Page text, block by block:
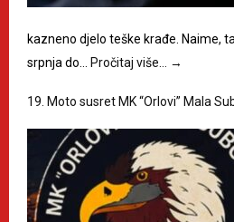
kazneno djelo teške krađe. Naime,
srpnja do…
Pročitaj više… →
19. Moto susret MK “Orlovi” Mala